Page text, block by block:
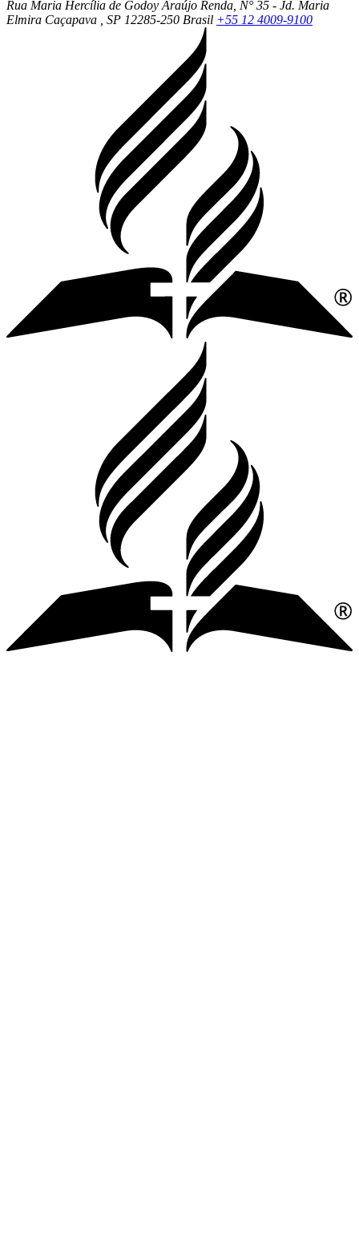
Rua Maria Hercília de Godoy Araújo Renda, N° 35 - Jd. Maria
Elmira Caçapava , SP 12285-250 Brasil +55 12 4009-9100